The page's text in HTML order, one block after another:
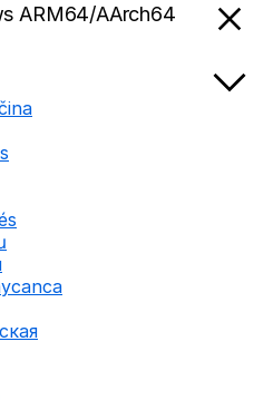
ARM64/AArch64